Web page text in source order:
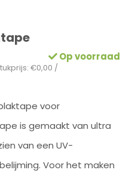
Op voorraad
€0,00 /
voor
is gemaakt van ultra
van een UV-
Voor het maken